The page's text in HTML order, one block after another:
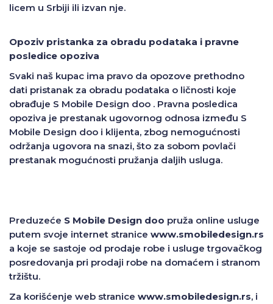
licem u Srbiji ili izvan nje.
Opoziv pristanka za obradu podataka i pravne
posledice opoziva
Svaki naš kupac ima pravo da opozove prethodno
dati pristanak za obradu podataka o ličnosti koje
obrađuje S Mobile Design doo . Pravna posledica
opoziva je prestanak ugovornog odnosa između S
Mobile Design doo i klijenta, zbog nemogućnosti
održanja ugovora na snazi, što za sobom povlači
prestanak mogućnosti pružanja daljih usluga.
Preduzeće S Mobile Design doo pruža online usluge
putem svoje internet stranice www.smobiledesign.rs
a koje se sastoje od prodaje robe i usluge trgovačkog
posredovanja pri prodaji robe na domaćem i stranom
tržištu.
Za korišćenje web stranice www.smobiledesign.rs, i